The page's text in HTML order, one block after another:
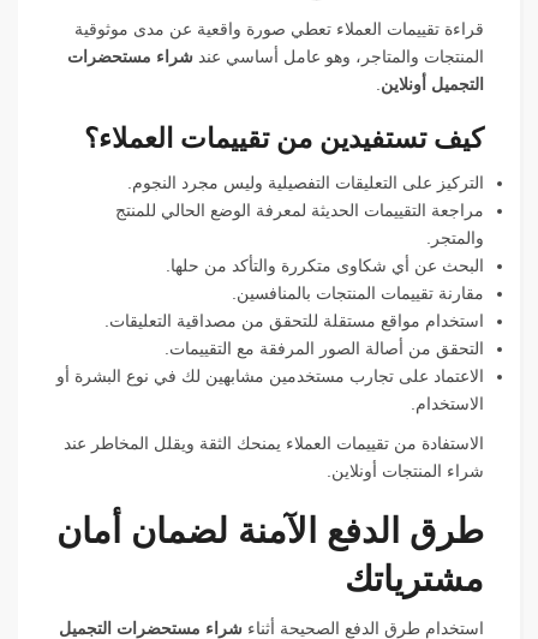
قراءة تقييمات العملاء تعطي صورة واقعية عن مدى موثوقية
المنتجات والمتاجر، وهو عامل أساسي عند شراء مستحضرات
التجميل أونلاين
كيف تستفيدين من تقييمات العملاء؟
التركيز على التعليقات التفصيلية وليس مجرد النجوم.
مراجعة التقييمات الحديثة لمعرفة الوضع الحالي للمنتج
والمتجر.
البحث عن أي شكاوى متكررة والتأكد من حلها.
مقارنة تقييمات المنتجات بالمنافسين.
استخدام مواقع مستقلة للتحقق من مصداقية التعليقات.
التحقق من أصالة الصور المرفقة مع التقييمات.
الاعتماد على تجارب مستخدمين مشابهين لك في نوع البشرة أو
الاستخدام.
الاستفادة من تقييمات العملاء يمنحك الثقة ويقلل المخاطر عند
شراء المنتجات أونلاين.
طرق الدفع الآمنة لضمان أمان
مشترياتك
استخدام طرق الدفع الصحيحة أثناء شراء مستحضرات التجميل